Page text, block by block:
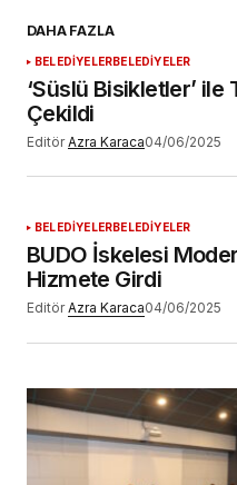
Daha sonraki
adım, e-posta
tarayıcıya
YORUM GÖNDER
DAHA FAZLA
BELEDİYELERBELEDİYELER
‘Süslü Bisikletler’
Çekildi
Editör Azra Karaca04/06/2025
BELEDİYELERBELEDİYELER
BUDO İskelesi
Hizmete Girdi
Editör Azra Karaca04/06/2025